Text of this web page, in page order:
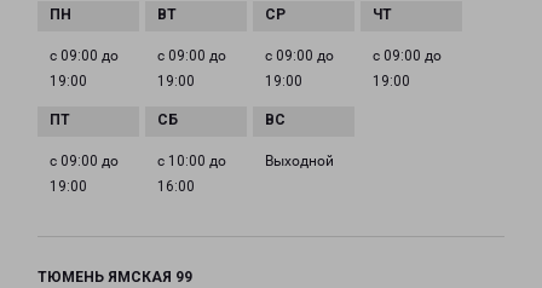
с 09:00 до
19:00
с 09:00 до
19:00
с 09:00 до
19:00
с 09:00 до
19:00
с 09:00 до
19:00
с 10:00 до
16:00
Выходной
ТЮМЕНЬ ЯМСКАЯ 99